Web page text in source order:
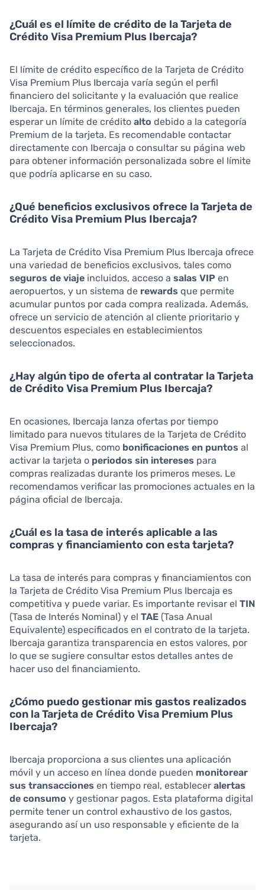
¿Cuál es el límite de crédito de la Tarjeta de
Crédito Visa Premium Plus Ibercaja?
El límite de crédito específico de la Tarjeta de Crédito
Visa Premium Plus Ibercaja varía según el perfil
financiero del solicitante y la evaluación que realice
Ibercaja. En términos generales, los clientes pueden
esperar un límite de crédito alto debido a la categoría
Premium de la tarjeta. Es recomendable contactar
directamente con Ibercaja o consultar su página web
para obtener información personalizada sobre el límite
que podría aplicarse en su caso.
¿Qué beneficios exclusivos ofrece la Tarjeta de
Crédito Visa Premium Plus Ibercaja?
La Tarjeta de Crédito Visa Premium Plus Ibercaja ofrece
una variedad de beneficios exclusivos, tales como
seguros de viaje incluidos, acceso a salas VIP en
aeropuertos, y un sistema de rewards que permite
acumular puntos por cada compra realizada. Además,
ofrece un servicio de atención al cliente prioritario y
descuentos especiales en establecimientos
seleccionados.
¿Hay algún tipo de oferta al contratar la Tarjeta
de Crédito Visa Premium Plus Ibercaja?
En ocasiones, Ibercaja lanza ofertas por tiempo
limitado para nuevos titulares de la Tarjeta de Crédito
Visa Premium Plus, como bonificaciones en puntos al
activar la tarjeta o periodos sin intereses para
compras realizadas durante los primeros meses. Le
recomendamos verificar las promociones actuales en la
página oficial de Ibercaja.
¿Cuál es la tasa de interés aplicable a las
compras y financiamiento con esta tarjeta?
La tasa de interés para compras y financiamientos con
la Tarjeta de Crédito Visa Premium Plus Ibercaja es
competitiva y puede variar. Es importante revisar el TIN
(Tasa de Interés Nominal) y el TAE (Tasa Anual
Equivalente) especificados en el contrato de la tarjeta.
Ibercaja garantiza transparencia en estos valores, por
lo que se sugiere consultar estos detalles antes de
hacer uso del financiamiento.
¿Cómo puedo gestionar mis gastos realizados
con la Tarjeta de Crédito Visa Premium Plus
Ibercaja?
Ibercaja proporciona a sus clientes una aplicación
móvil y un acceso en línea donde pueden monitorear
sus transacciones en tiempo real, establecer alertas
de consumo y gestionar pagos. Esta plataforma digital
permite tener un control exhaustivo de los gastos,
asegurando así un uso responsable y eficiente de la
tarjeta.